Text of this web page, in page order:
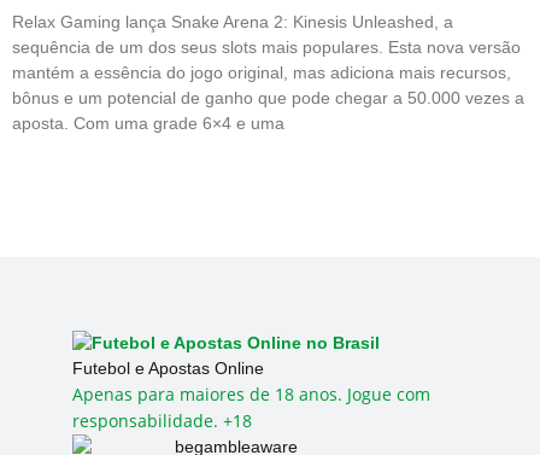
Relax Gaming lança Snake Arena 2: Kinesis Unleashed, a
sequência de um dos seus slots mais populares. Esta nova versão
mantém a essência do jogo original, mas adiciona mais recursos,
bônus e um potencial de ganho que pode chegar a 50.000 vezes a
aposta. Com uma grade 6×4 e uma
Futebol e Apostas Online
Apenas para maiores de 18 anos. Jogue com
responsabilidade. +18